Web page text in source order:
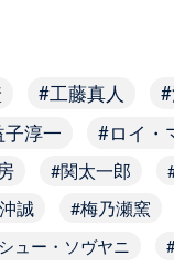
工藤真人
子淳一 ロイ・
関太一郎
沖誠 梅乃瀬窯
ュー・ソヴヤニ